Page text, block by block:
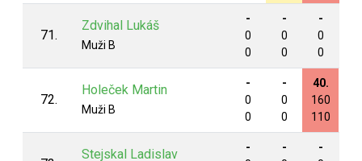
71.
Zdvihal Lukáš
Muži B
-
0
0
-
0
0
-
0
0
72.
Holeček Martin
Muži B
-
0
0
-
0
0
40.
160
110
Stejskal Ladislav
-
-
-